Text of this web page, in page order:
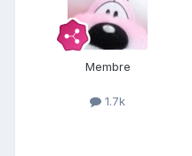
Membre
1.7k